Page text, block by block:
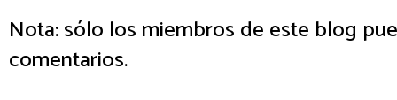
Nota: sólo los miembros de este blog
comentarios.